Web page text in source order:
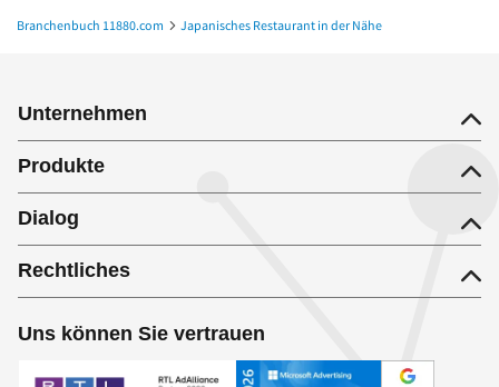
Branchenbuch 11880.com
Japanisches Restaurant in der Nähe
Unternehmen
Produkte
Dialog
Rechtliches
Uns können Sie vertrauen